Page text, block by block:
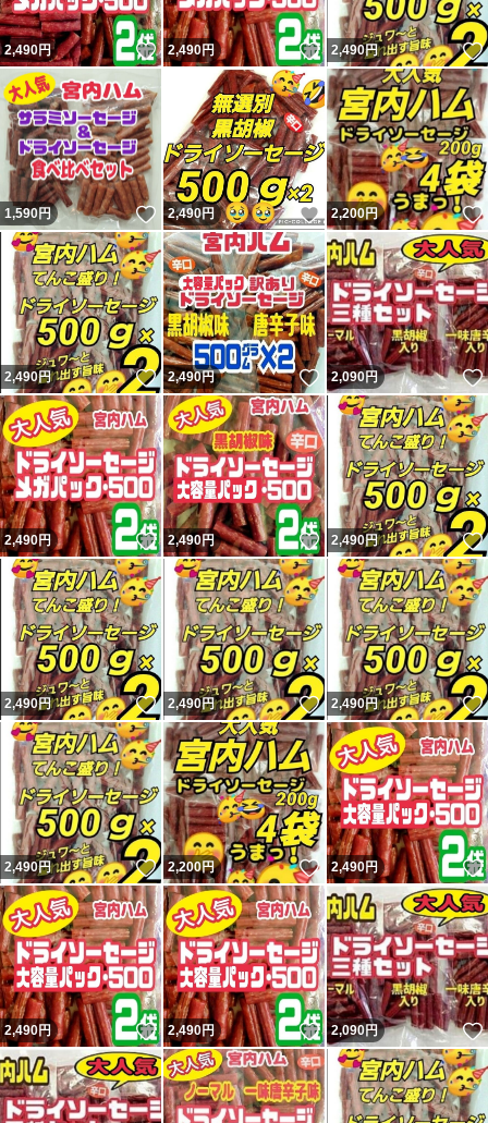
2,490円 いいね！
2,490円 いいね！
2,490円
1,590円 いいね！
2,490円 いいね！
2,200円
2,490円 いいね！
2,490円 いいね！
2,090円
2,490円 いいね！
2,490円 いいね！
2,490円
2,490円 いいね！
2,490円 いいね！
2,490円
2,490円 いいね！
2,200円 いいね！
2,490円
2,490円 いいね！
2,490円 いいね！
2,090円